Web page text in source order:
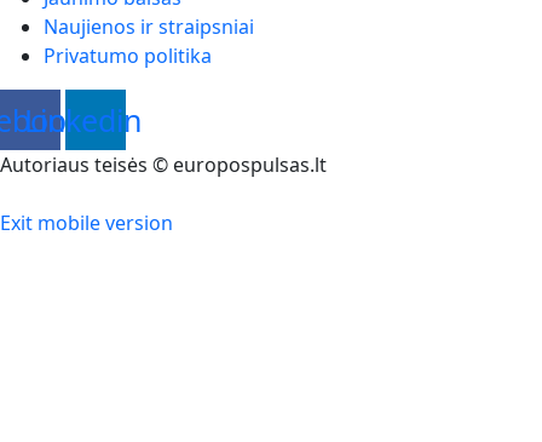
Naujienos ir straipsniai
Privatumo politika
Linkedin
Autoriaus teisės © europospulsas.lt
Exit mobile version